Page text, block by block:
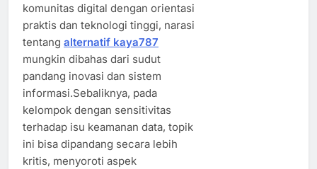
komunitas digital dengan orientasi
praktis dan teknologi tinggi, narasi
tentang alternatif kaya787
mungkin dibahas dari sudut
pandang inovasi dan sistem
informasi.Sebaliknya, pada
kelompok dengan sensitivitas
terhadap isu keamanan data, topik
ini bisa dipandang secara lebih
kritis, menyoroti aspek